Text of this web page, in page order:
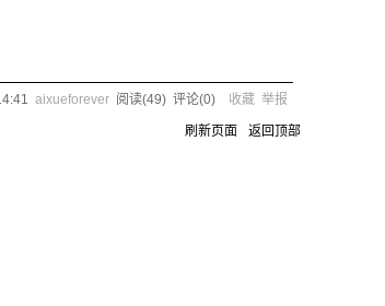
aixueforever 阅读(49) 评论(0) 收藏 举报
刷新页面 返回顶部